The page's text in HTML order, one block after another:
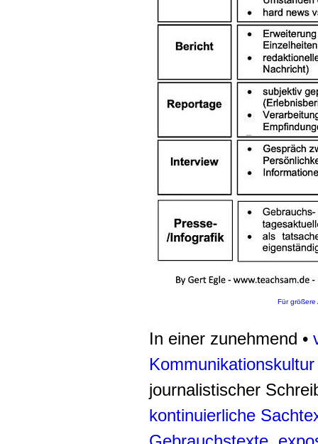
Für größere
In einer zunehmend •
Kommunikationskultur
journalistischer
kontinuierliche